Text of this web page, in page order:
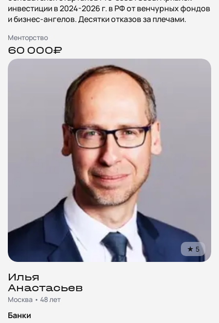
инвестиции в 2024-2026 г. в РФ от венчурных фондов
и бизнес-ангелов. Десятки отказов за плечами.
Менторство
60 000₽
★ 5
Илья
Анастасьев
Москва • 48 лет
Банки